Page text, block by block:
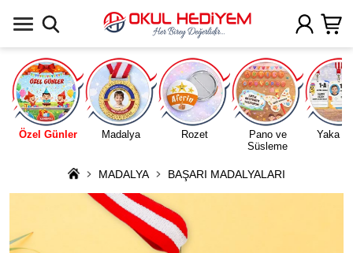
Özel Günler Madalya Rozet
Pano ve
Süsleme
Yaka
MADALYA BAŞARI MADALYALARI
Uygulamada Aç